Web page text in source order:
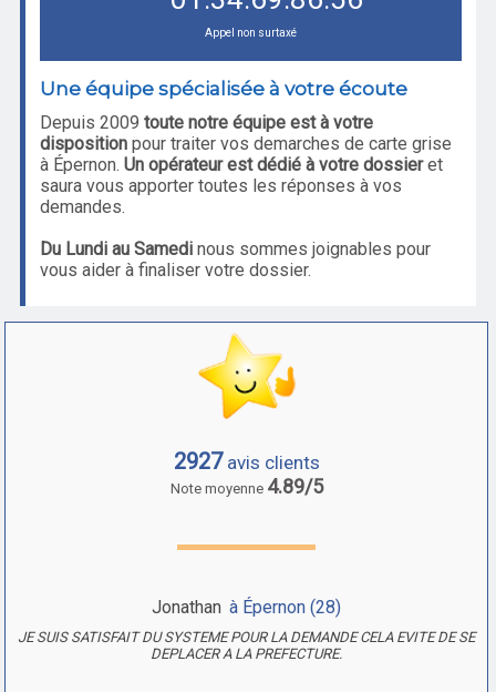
Appel non surtaxé
Une équipe spécialisée à votre écoute
Depuis 2009 toute notre équipe est à votre
dispositionpour traiter vos demarches de carte grise
à Épernon. Un opérateur est dédié à votre dossieret
saura vous apporter toutes les réponses à vos
demandes.
Du Lundi au Samedinous sommes joignables pour
vous aider à finaliser votre dossier.
2927avis clients
Note moyenne 4.89/5
Jonathan à Épernon (28)
JE SUIS SATISFAIT DU SYSTEME POUR LA DEMANDE CELA EVITE DE SE
DEPLACER A LA PREFECTURE.